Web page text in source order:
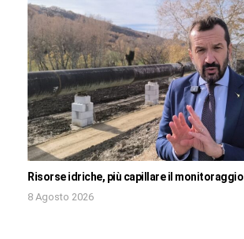
Risorse idriche, più capillare il monitoraggio
8 Agosto 2026